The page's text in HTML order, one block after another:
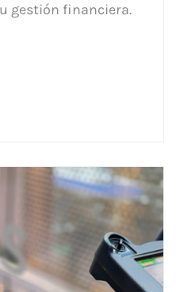
gestión financiera.